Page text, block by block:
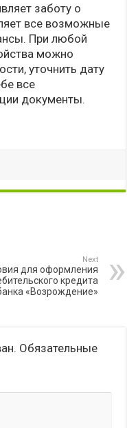
заботу о
все возможные
При любой
можно
уточнить дату
все
документы.
Next
для оформления
кредита
«Возрождение»
Обязательные